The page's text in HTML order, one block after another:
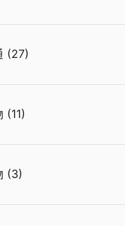
(27)
(11)
(3)